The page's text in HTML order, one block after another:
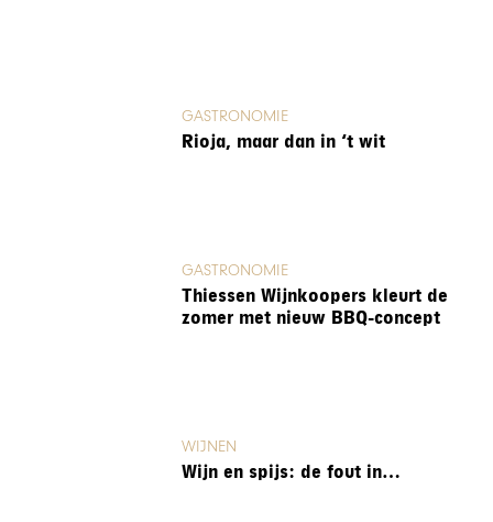
GASTRONOMIE
Rioja, maar dan in ‘t wit
GASTRONOMIE
Thiessen Wijnkoopers kleurt de
zomer met nieuw BBQ-concept
WIJNEN
Wijn en spijs: de fout in…